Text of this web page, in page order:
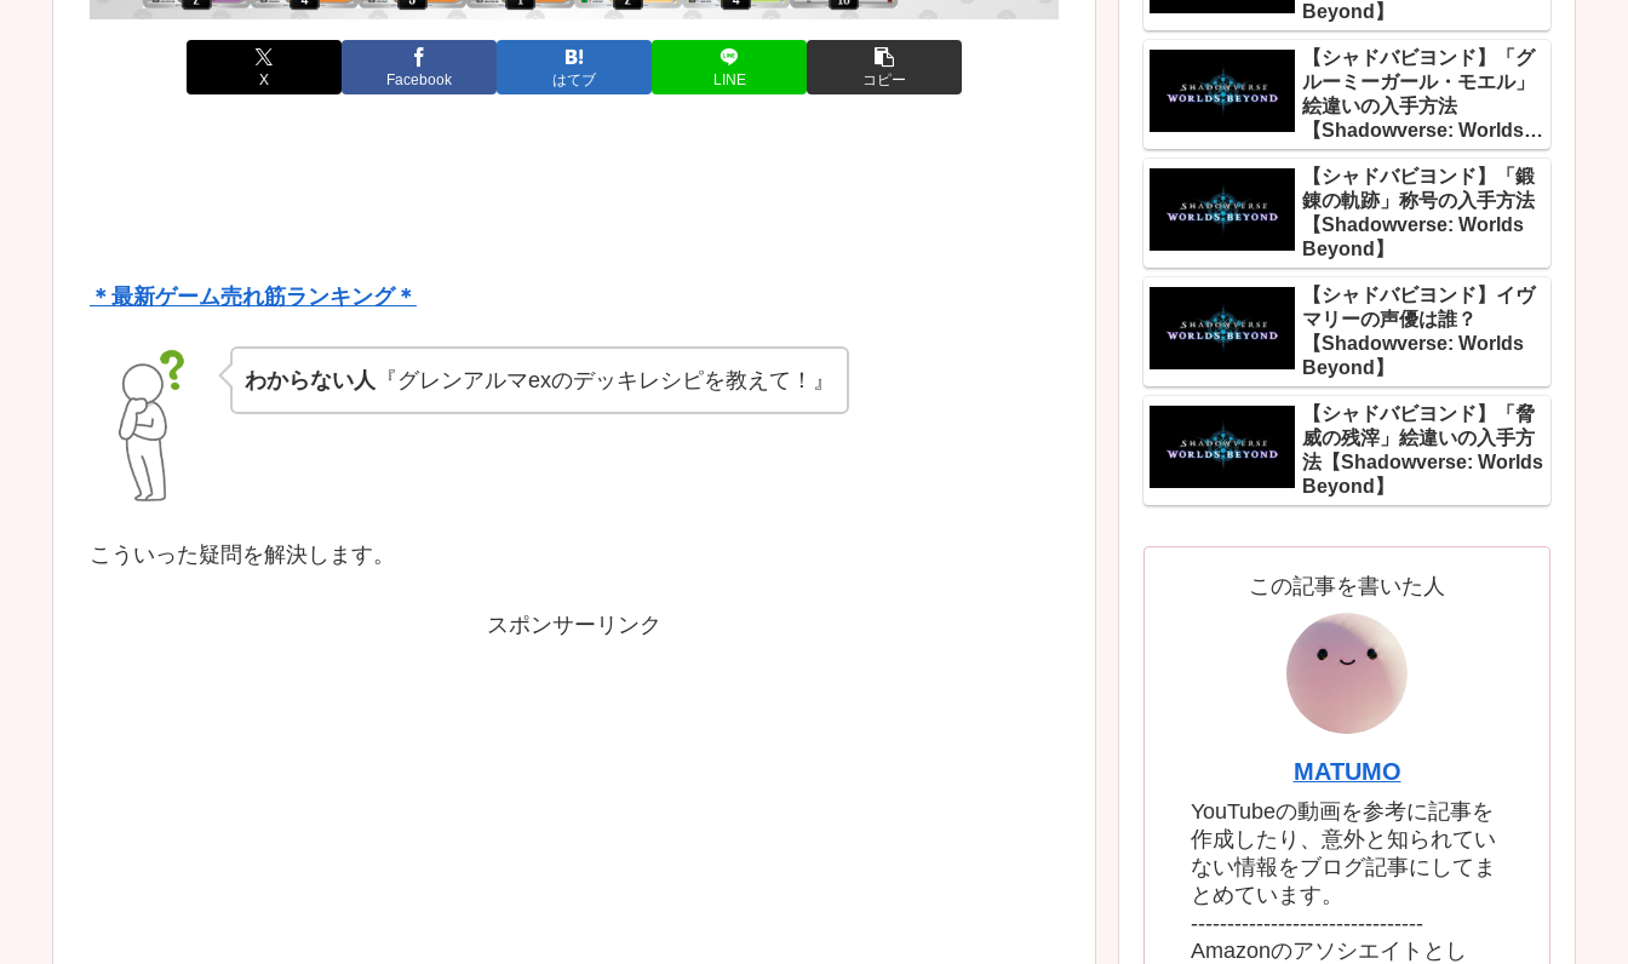
X Facebook はてブ LINE コピー
＊最新ゲーム売れ筋ランキング＊
わからない人 『グレンアルマexのデッキレシピを教えて！』
こういった疑問を解決します。
スポンサーリンク
Beyond】
【シャドバビヨンド】「グ
ルーミーガール・モエル」
絵違いの入手方法
【Shadowverse: Worlds
Beyond】
【シャドバビヨンド】「鍛
錬の軌跡」称号の入手方法
【Shadowverse: Worlds
Beyond】
【シャドバビヨンド】イヴ
マリーの声優は誰？
【Shadowverse: Worlds
Beyond】
【シャドバビヨンド】「脅
威の残滓」絵違いの入手方
法【Shadowverse: Worlds
Beyond】
この記事を書いた人
MATUMO
YouTubeの動画を参考に記事を
作成したり、意外と知られてい
ない情報をブログ記事にしてま
とめています。
--------------------------------
Amazonのアソシエイトとし